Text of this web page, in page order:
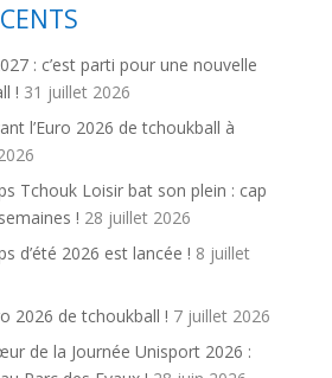
: c’est parti pour une nouvelle
! 31 juillet 2026
l’Euro 2026 de tchoukball à
Tchouk Loisir bat son plein : cap
! 28 juillet 2026
d’été 2026 est lancée ! 8 juillet
2026 de tchoukball ! 7 juillet 2026
de la Journée Unisport 2026 :